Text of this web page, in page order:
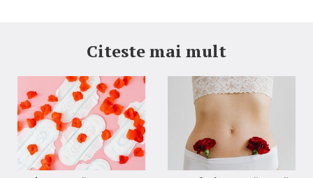
Citeste mai mult